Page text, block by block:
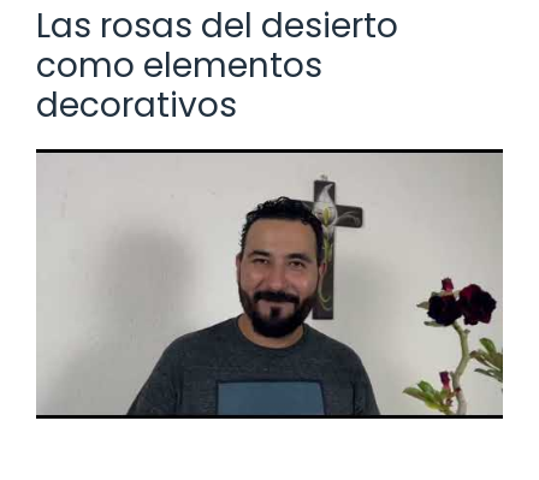
Las rosas del desierto
como elementos
decorativos